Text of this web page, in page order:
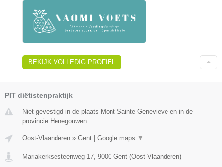
BEKIJK VOLLEDIG PROFIEL
PIT diëtistenpraktijk
Niet gevestigd in de plaats Mont Sainte Genevieve en in de
provincie Henegouwen.
Oost-Vlaanderen » Gent Google maps ▼
Mariakerksesteenweg 17, 9000 Gent (Oost-Vlaanderen)